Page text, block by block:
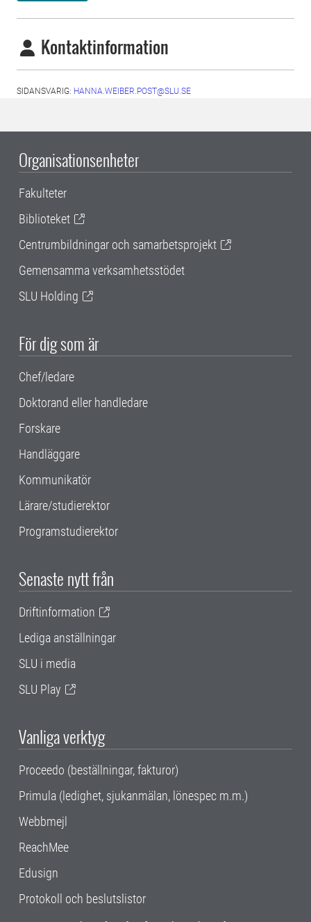
Kontaktinformation
SIDANSVARIG: HANNA.WEIBER.POST@SLU.SE
Organisationsenheter
Fakulteter
Biblioteket
Centrumbildningar och samarbetsprojekt
Gemensamma verksamhetsstödet
SLU Holding
För dig som är
Chef/ledare
Doktorand eller handledare
Forskare
Handläggare
Kommunikatör
Lärare/studierektor
Programstudierektor
Senaste nytt från
Driftinformation
Lediga anställningar
SLU i media
SLU Play
Vanliga verktyg
Proceedo (beställningar, fakturor)
Primula (ledighet, sjukanmälan, lönespec m.m.)
Webbmejl
ReachMee
Edusign
Protokoll och beslutslistor